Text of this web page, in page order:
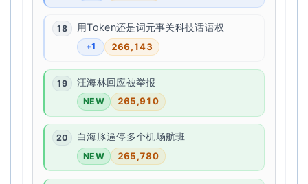
用Token还是词元事关科技话语权
+1 266,143
汪海林回应被举报
NEW 265,910
白海豚逼停多个机场航班
NEW 265,780